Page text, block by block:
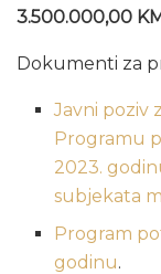
3.500.000,00
Dokumenti za
Javni poziv
Programu
2023.
subjekata
Program
godinu.